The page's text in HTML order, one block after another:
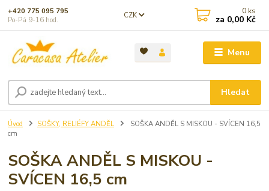
Menu
CZK
Hledat
+420 775 095 795
Po-Pá 9-16 hod.
0 ks
za 0,00 Kč
Úvod SOŠKY, RELIÉFY ANDĚL
SOŠKA ANDĚL S MISKOU - SVÍCEN 16,5
cm
SOŠKA ANDĚL S MISKOU -
SVÍCEN 16,5 cm